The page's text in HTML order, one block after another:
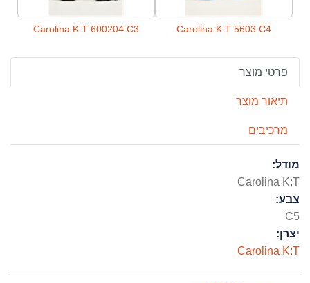
Carolina K:T 5603 C4
Carolina K:T 600204 C3
פרטי מוצר
תיאור מוצר
מרכיבים
מודל:
Carolina K:T
צבע:
C5
יצרן:
Carolina K:T